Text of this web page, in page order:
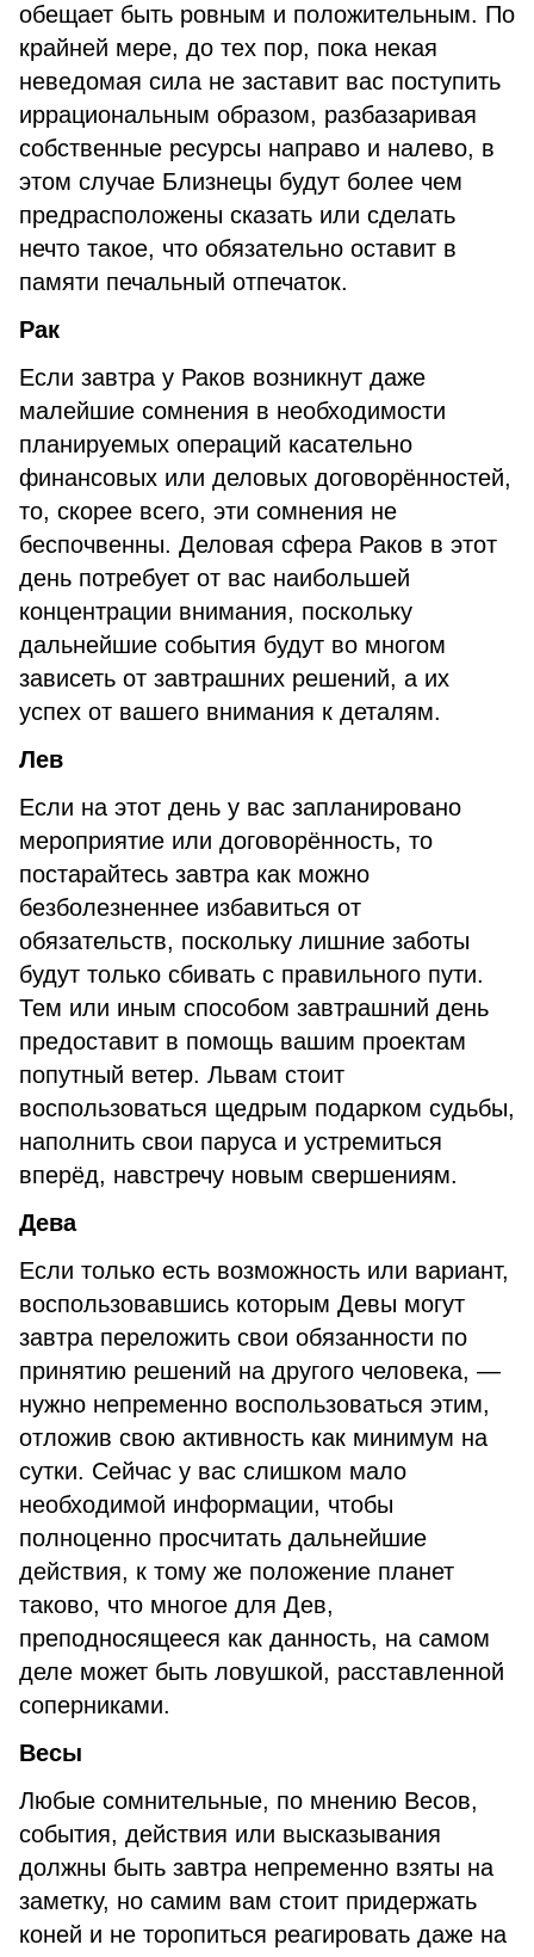
обещает быть ровным и положительным. По
крайней мере, до тех пор, пока некая
неведомая сила не заставит вас поступить
иррациональным образом, разбазаривая
собственные ресурсы направо и налево, в
этом случае Близнецы будут более чем
предрасположены сказать или сделать
нечто такое, что обязательно оставит в
памяти печальный отпечаток.
Рак
Если завтра у Раков возникнут даже
малейшие сомнения в необходимости
планируемых операций касательно
финансовых или деловых договорённостей,
то, скорее всего, эти сомнения не
беспочвенны. Деловая сфера Раков в этот
день потребует от вас наибольшей
концентрации внимания, поскольку
дальнейшие события будут во многом
зависеть от завтрашних решений, а их
успех от вашего внимания к деталям.
Лев
Если на этот день у вас запланировано
мероприятие или договорённость, то
постарайтесь завтра как можно
безболезненнее избавиться от
обязательств, поскольку лишние заботы
будут только сбивать с правильного пути.
Тем или иным способом завтрашний день
предоставит в помощь вашим проектам
попутный ветер. Львам стоит
воспользоваться щедрым подарком судьбы,
наполнить свои паруса и устремиться
вперёд, навстречу новым свершениям.
Дева
Если только есть возможность или вариант,
воспользовавшись которым Девы могут
завтра переложить свои обязанности по
принятию решений на другого человека, —
нужно непременно воспользоваться этим,
отложив свою активность как минимум на
сутки. Сейчас у вас слишком мало
необходимой информации, чтобы
полноценно просчитать дальнейшие
действия, к тому же положение планет
таково, что многое для Дев,
преподносящееся как данность, на самом
деле может быть ловушкой, расставленной
соперниками.
Весы
Любые сомнительные, по мнению Весов,
события, действия или высказывания
должны быть завтра непременно взяты на
заметку, но самим вам стоит придержать
коней и не торопиться реагировать даже на